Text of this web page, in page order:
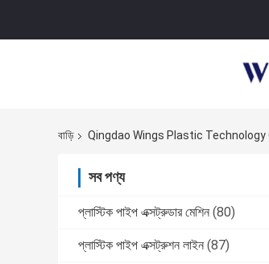
বাড়ি Qingdao Wings Plastic Technology
সব পণ্য
প্লাস্টিক পাইপ এক্সট্রুডার মেশিন (80)
প্লাস্টিক পাইপ এক্সট্রুশন লাইন (87)